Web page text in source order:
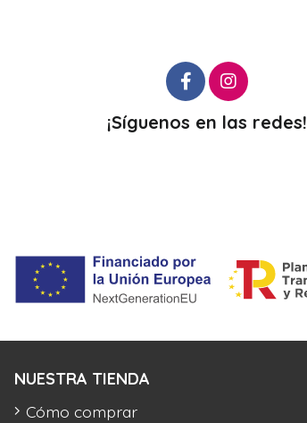
¡Síguenos en las redes!
NUESTRA TIENDA
Cómo comprar